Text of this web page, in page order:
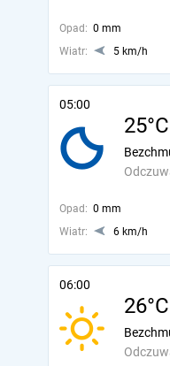
Opad: 0 mm
Wiatr:
5 km/h
05:00
25°C
Opad: 0 mm
Wiatr:
6 km/h
06:00
26°C